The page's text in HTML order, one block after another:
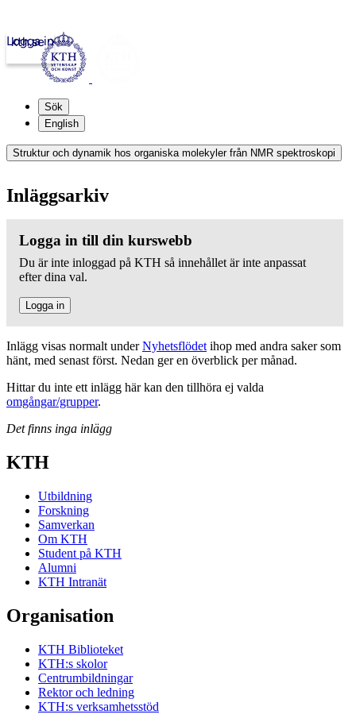
kth.se
Logga in
Sök
English
Struktur och dynamik hos organiska molekyler från NMR spektroskopi
Inläggsarkiv
Logga in till din kurswebb
Du är inte inloggad på KTH så innehållet är inte anpassat
efter dina val.
Logga in
Inlägg visas normalt underNyhetsflödet ihop med andra saker som
hänt, med senast först. Nedan ger en överblick per månad.
Hittar du inte ett inlägg här kan den tillhöra ej valda
omgångar/grupper.
Det finns inga inlägg
KTH
Utbildning
Forskning
Samverkan
Om KTH
Student på KTH
Alumni
KTH Intranät
Organisation
KTH Biblioteket
KTH:s skolor
Centrumbildningar
Rektor och ledning
KTH:s verksamhetsstöd